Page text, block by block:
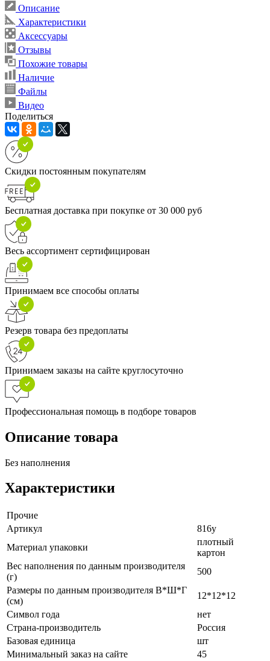
Описание
Характеристики
Аксессуары
Отзывы
Похожие товары
Наличие
Файлы
Видео
Поделиться
Скидки постоянным покупателям
Бесплатная доставка при покупке от 30 000 руб
Весь ассортимент сертифицирован
Принимаем все способы оплаты
Резерв товара без предоплаты
Принимаем заказы на сайте круглосуточно
Профессиональная помощь в подборе товаров
Описание товара
Без наполнения
Характеристики
Прочие
Артикул
816у
Материал упаковки
плотный
картон
Вес наполнения по данным производителя
(г)
500
Размеры по данным производителя В*Ш*Г
(см)
12*12*12
Символ года
нет
Страна-производитель
Россия
Базовая единица
шт
Минимальный заказ на сайте
45